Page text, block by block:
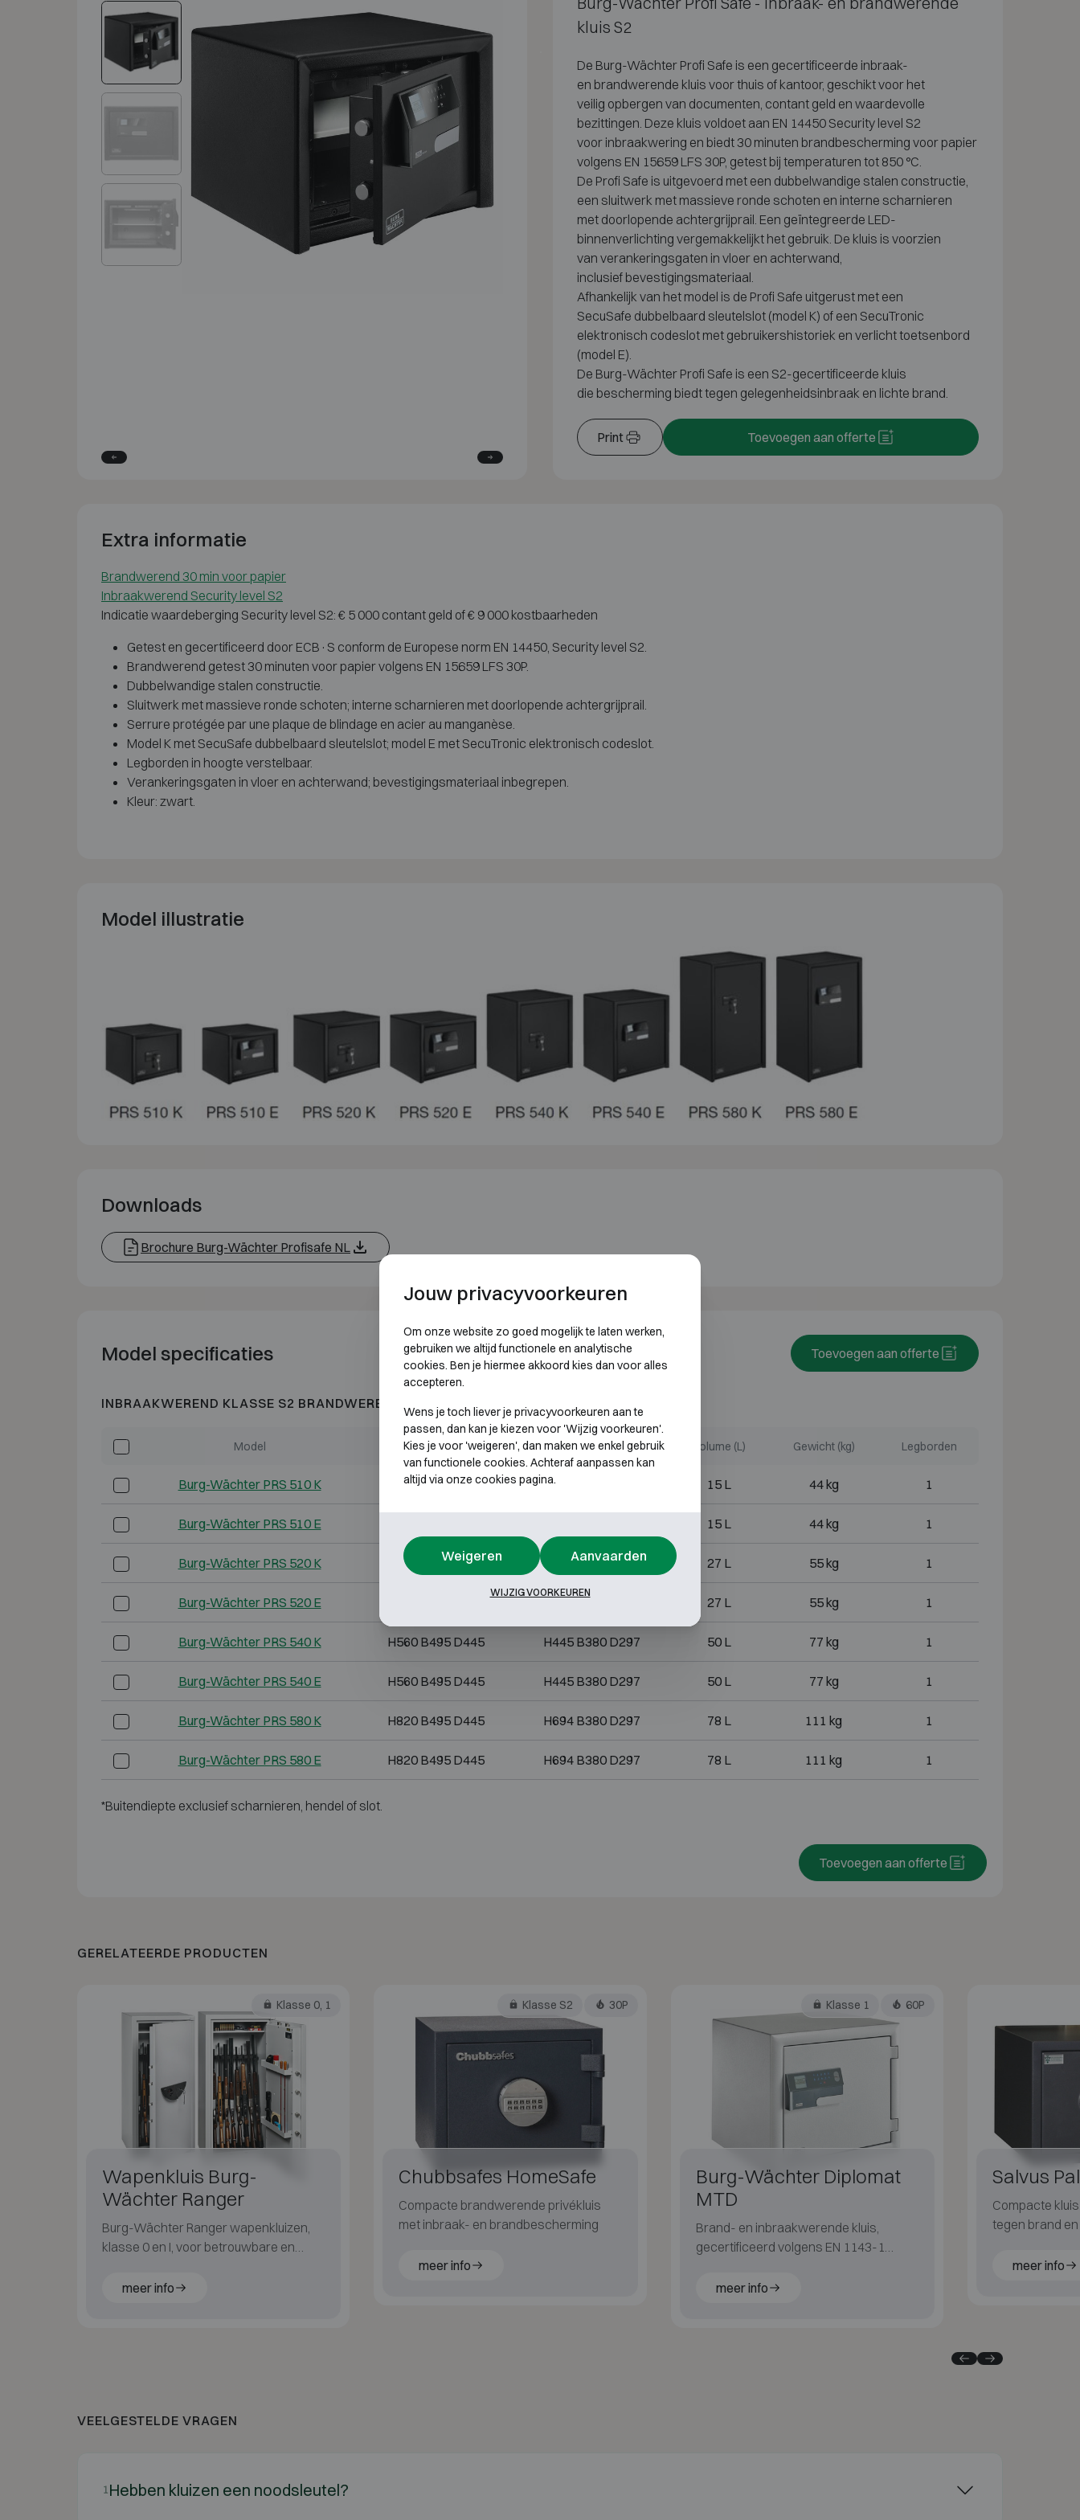
kluis S2
De Burg-Wächter Profi Safe is een gecertificeerde inbraak-
en brandwerende kluis voor thuis of kantoor, geschikt voor het
veilig opbergen van documenten, contant geld en waardevolle
bezittingen. Deze kluis voldoet aan EN 14450 Security level S2
voor inbraakwering en biedt 30 minuten brandbescherming voor papier
volgens EN 15659 LFS 30P, getest bij temperaturen tot 850 °C.
De Profi Safe is uitgevoerd met een dubbelwandige stalen constructie,
een sluitwerk met massieve ronde schoten en interne scharnieren
met doorlopende achtergrijprail. Een geïntegreerde LED-
binnenverlichting vergemakkelijkt het gebruik. De kluis is voorzien
van verankeringsgaten in vloer en achterwand,
inclusief bevestigingsmateriaal.
Afhankelijk van het model is de Profi Safe uitgerust met een
SecuSafe dubbelbaard sleutelslot (model K) of een SecuTronic
elektronisch codeslot met gebruikershistoriek en verlichttoetsenbord
(model E).
De Burg-Wächter Profi Safe is een S2-gecertificeerde kluis
die bescherming biedt tegen gelegenheidsinbraak en lichte brand.
Print Toevoegen aan offerte
Extra informatie
Brandwerend 30 min voor papier
Inbraakwerend Security level S2
Indicatie waardeberging Security level S2: € 5 000 contant geld of € 9 000 kostbaarheden
Getest en gecertificeerd door ECB·S conform de Europese norm EN 14450, Security level S2.
Brandwerend getest 30 minuten voor papier volgens EN 15659 LFS 30P.
Dubbelwandige stalen constructie.
Sluitwerk met massieve ronde schoten; interne scharnieren met doorlopende achtergrijprail.
Serrure protégée par une plaque de blindage en acier au manganèse.
Model K met SecuSafe dubbelbaard sleutelslot; model E met SecuTronic elektronisch codeslot.
Legborden in hoogte verstelbaar.
Verankeringsgaten in vloer en achterwand; bevestigingsmateriaal inbegrepen.
Kleur: zwart.
Model illustratie
Downloads
Brochure Burg-Wächter Profisafe NL
Model specificaties Toevoegen aan offerte
INBRAAKWEREND KLASSE S2 BRANDWEREND 30P
Model Buitenmaten (mm) Binnenmaten (mm) Volume (L) Gewicht (kg) Legborden
Burg-Wächter PRS 510 K H320 B435 D380 H205 B320 D232 15 L 44 kg 1
Burg-Wächter PRS 510 E 15 L 44 kg 1
Burg-Wächter PRS 520 K H360 B495 D445 H245 B380 D297 27 L 55 kg 1
Burg-Wächter PRS 520 E H245 B380 D297 27 L 55 kg 1
Burg-Wächter PRS 540 K H560 B495 D445 H445 B380 D297 50 L 77 kg 1
Burg-Wächter PRS 540 E H560 B495 D445 H445 B380 D297 50 L 77 kg 1
Burg-Wächter PRS 580 K H820 B495 D445 H694 B380 D297 78 L 111 kg 1
Burg-Wächter PRS 580 E H820 B495 D445 H694 B380 D297 78 L 111 kg 1
*Buitendiepte exclusief scharnieren, hendel of slot.
Toevoegen aan offerte
GERELATEERDE PRODUCTEN
Klasse 0, 1
Wapenkluis Burg-
Wächter Ranger
Burg-Wächter Ranger wapenkluizen,
klasse 0 en I, voor betrouwbare en
meer info
Klasse S2 30P
Chubbsafes HomeSafe
Compacte brandwerende privékluis
met inbraak- en brandbescherming
meer info
Klasse 1 60P
Burg-Wächter Diplomat
MTD
Brand- en inbraakwerende kluis,
gecertificeerd volgens EN 1143-1
brandbescherming voor papier.
meer info
Salvus
Compacte
tegen brand
meer info
VEELGESTELDE VRAGEN
1Hebben kluizen een noodsleutel?
Jouw privacyvoorkeuren
Om onze website zo goed mogelijk te laten werken,
gebruiken we altijd functionele en analytische
cookies. Ben je hiermee akkoord kies dan voor alles
accepteren.
Wens je toch liever je privacyvoorkeuren aan te
passen, dan kan je kiezen voor 'Wijzig voorkeuren'.
Kies je voor 'weigeren', dan maken we enkel gebruik
van functionele cookies. Achteraf aanpassen kan
altijd via onze cookies pagina.
Weigeren Aanvaarden
WIJZIG VOORKEUREN